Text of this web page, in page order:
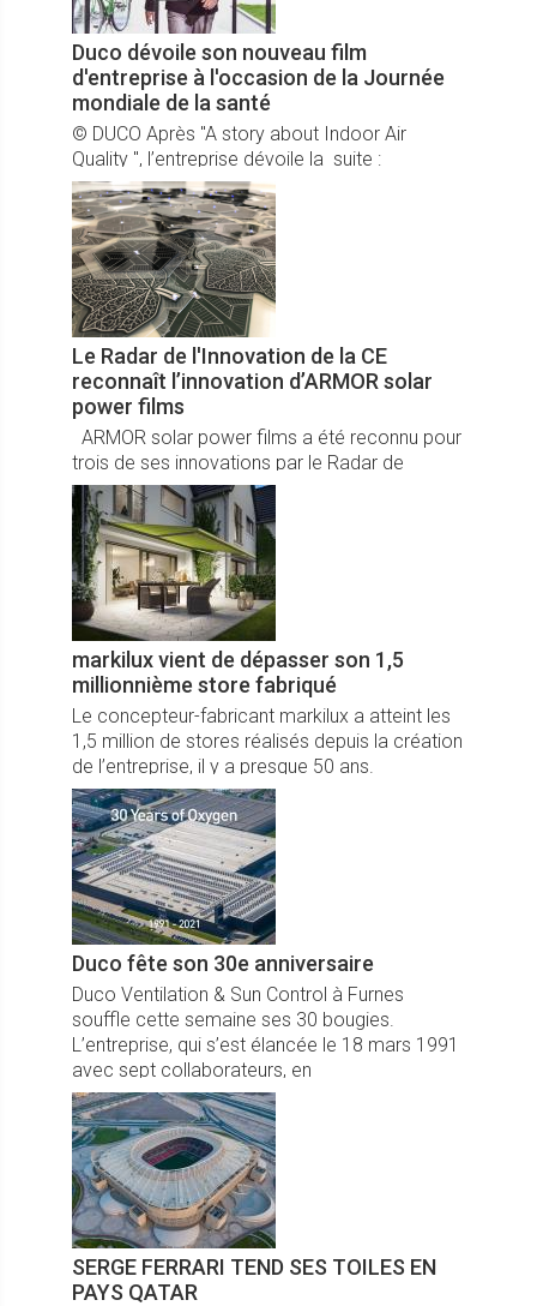
Duco dévoile son nouveau film
d'entreprise à l'occasion de la Journée
mondiale de la santé
© DUCO Après "A story about Indoor Air
Quality ", l’entreprise dévoile la suite :
"Discover the future of ventilation & Sun
Control".
Le Radar de l'Innovation de la CE
reconnaît l’innovation d’ARMOR solar
power films
ARMOR solar power films a été reconnu pour
trois de ses innovations par le Radar de
l'Innovation, une initiative de la Commission
européenne.
markilux vient de dépasser son 1,5
millionnième store fabriqué
Le concepteur-fabricant markilux a atteint les
1,5 million de stores réalisés depuis la création
de l’entreprise, il y a presque 50 ans.
Duco fête son 30e anniversaire
Duco Ventilation & Sun Control à Furnes
souffle cette semaine ses 30 bougies.
L’entreprise, qui s’est élancée le 18 mars 1991
avec sept collaborateurs, en
compte aujourd’hui près de 240. Retour sur
une success story.
SERGE FERRARI TEND SES TOILES EN
PAYS QATAR